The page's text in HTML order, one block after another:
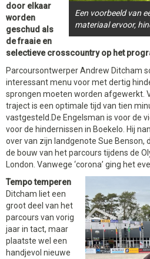
Een voorbeeld van
materiaal ervoor,
door elkaar
worden
geschud als
de fraaie en
selectieve crosscountry op het
Parcoursontwerper Andrew Ditcham
interessant menu voor met dertig
sprongen moeten worden afgewerkt.
traject is een optimale tijd van tien
vastgesteld.De Engelsman is voor de
voor de hindernissen in Boekelo. Hij
over van zijn landgenote Sue Benson,
de bouw van het parcours tijdens de
London. Vanwege ‘corona’ ging het
Tempo temperen
Ditcham liet een
groot deel van het
parcours van vorig
jaar in tact, maar
plaatste wel een
handjevol nieuwe